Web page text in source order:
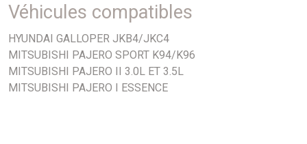
3,0I
Véhicules compatibles
HYUNDAI GALLOPER JKB4/JKC4
MITSUBISHI PAJERO SPORT K94/K96
MITSUBISHI PAJERO II 3.0L ET 3.5L
MITSUBISHI PAJERO I ESSENCE